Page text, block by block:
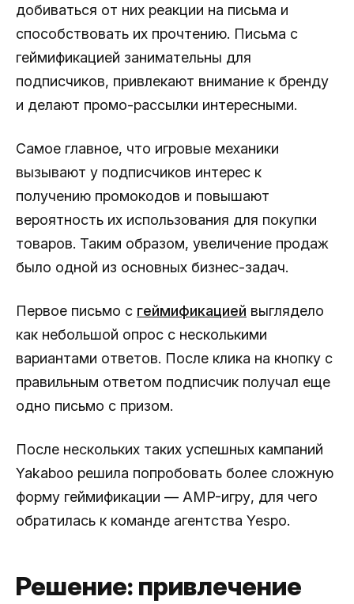
добиваться от них реакции на письма и
способствовать их прочтению. Письма с
геймификацией занимательны для
подписчиков, привлекают внимание к бренду
и делают промо-рассылки интересными.
Самое главное, что игровые механики
вызывают у подписчиков интерес к
получению промокодов и повышают
вероятность их использования для покупки
товаров. Таким образом, увеличение продаж
было одной из основных бизнес-задач.
Первое письмо с геймификацией выглядело
как небольшой опрос с несколькими
вариантами ответов. После клика на кнопку с
правильным ответом подписчик получал еще
одно письмо с призом.
После нескольких таких успешных кампаний
Yakaboo решила попробовать более сложную
форму геймификации — AMP-игру, для чего
обратилась к команде агентства Yespo.
Решение: привлечение